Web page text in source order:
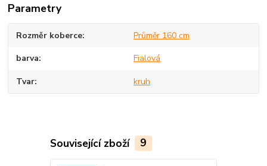
Parametry
Rozměr koberce Průměr 160 cm
barva Fialová
Tvar kruh
Související zboží 9